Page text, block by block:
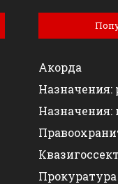
Акорда
Назначения:
Назначения:
Прокуратура